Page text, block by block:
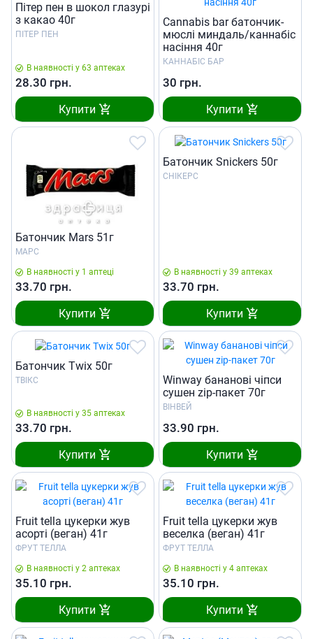
Пiтер пен в шокол глазурi
з какао 40г
ПІТЕР ПЕН
В наявності у 63 аптеках
28.30 грн.
Купити
Cannabis bar батончик-
мюслі миндаль/каннабіс
насіння 40г
КАННАБІС БАР
30 грн.
Купити
Батончик Mars 51г
МАРС
В наявності у 1 аптеці
33.70 грн.
Купити
Батончик Snickers 50г
СНІКЕРС
В наявності у 39 аптеках
33.70 грн.
Купити
Батончик Twix 50г
ТВІКС
В наявності у 35 аптеках
33.70 грн.
Купити
Winway бананові чіпси
сушен zip-пакет 70г
ВІНВЕЙ
33.90 грн.
Купити
Fruit tella цукерки жув
асорті (веган) 41г
ФРУТ ТЕЛЛА
В наявності у 2 аптеках
35.10 грн.
Купити
Fruit tella цукерки жув
веселка (веган) 41г
ФРУТ ТЕЛЛА
В наявності у 4 аптеках
35.10 грн.
Купити